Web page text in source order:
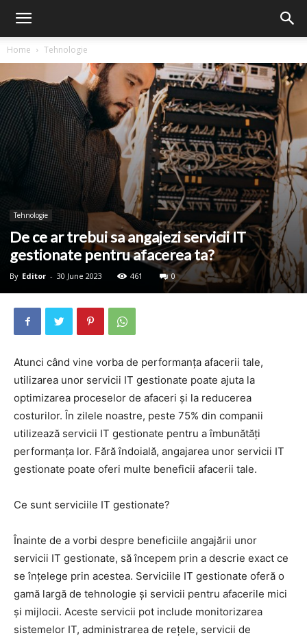
Home Tehnologie
Tehnologie
De ce ar trebui sa angajezi servicii IT
gestionate pentru afacerea ta?
By Editor - 30 June 2023 461 0
Atunci când vine vorba de performanța afacerii tale,
utilizarea unor servicii IT gestionate poate ajuta la
optimizarea proceselor de afaceri și la reducerea
costurilor. În zilele noastre, peste 75% din companii
utilizează servicii IT gestionate pentru a îmbunătăți
performanța lor. Fără îndoială, angajarea unor servicii IT
gestionate poate oferi multe beneficii afacerii tale.
Ce sunt serviciile IT gestionate?
Înainte de a vorbi despre beneficiile angajării unor
servicii IT gestionate, să începem prin a descrie exact ce
se înțelege prin acestea. Serviciile IT gestionate oferă o
gamă largă de tehnologie și servicii pentru afacerile mici
și mijlocii. Aceste servicii pot include monitorizarea
sistemelor IT, administrarea de rețele, servicii de